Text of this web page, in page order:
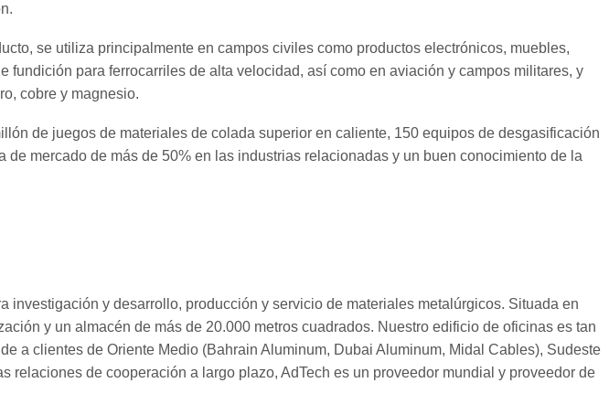
se utiliza principalmente en campos civiles como productos electrónicos, muebles,
para ferrocarriles de alta velocidad, así como en aviación y campos militares, y
cobre y magnesio.
de juegos de materiales de colada superior en caliente, 150 equipos de desgasificación
mercado de más de 50% en las industrias relacionadas y un buen conocimiento de la
investigación y desarrollo, producción y servicio de materiales metalúrgicos. Situada en
y un almacén de más de 20.000 metros cuadrados. Nuestro edificio de oficinas es tan
a clientes de Oriente Medio (Bahrain Aluminum, Dubai Aluminum, Midal Cables), Sudeste
de cooperación a largo plazo, AdTech es un proveedor mundial y proveedor de